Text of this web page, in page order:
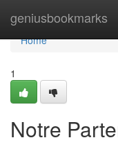
geniusbookmarks
Home
Home
1
Notre